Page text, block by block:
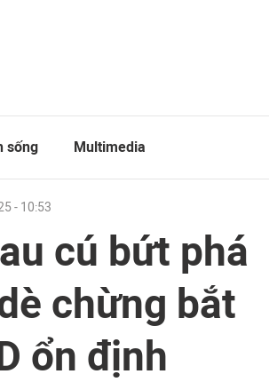
sống Multimedia
- 10:53
cú bứt phá
chừng bắt
ổn định